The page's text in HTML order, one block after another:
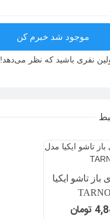
موجود شد خبرم کن
نفری باشید که نظر می‌دهد!
تاشو ایکیا